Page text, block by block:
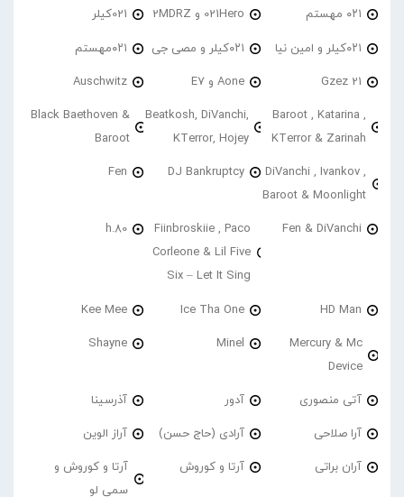
۰۲۱ مهستم 021Hero و 2MDRZ 021کیلر
۰۲۱کیلر و امین نیا ۰۲۱کیلر و مصی جی ۰۲۱مهستم
21 Gzez Aone و E7 Auschwitz
Baroot , Katarina ,
KTerror & Zarinah
Beatkosh, DiVanchi,
KTerror, Hojey
Black Baethoven &
Baroot
DiVanchi , Ivankov ,
Baroot & Moonlight
DJ Bankruptcy
Fen
Fen & DiVanchi
Fiinbroskiie , Paco
Corleone & Lil Five
Six – Let It Sing
h.80
HD Man
Ice Tha One
Kee Mee
Mercury & Mc
Device
Minel
Shayne
آتی منصوری آدور آذرسینا
آرا صلاحی آرادی (حاج حسن) آراز الوین
آران براتی آرتا و کوروش
آرتا و کوروش و
سمی لو